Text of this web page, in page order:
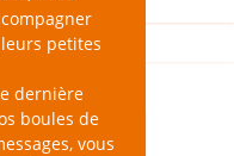
petites
dernière
boules de
vous